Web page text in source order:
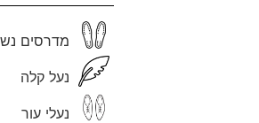
מדרסים
נעל קלה
נעלי עור